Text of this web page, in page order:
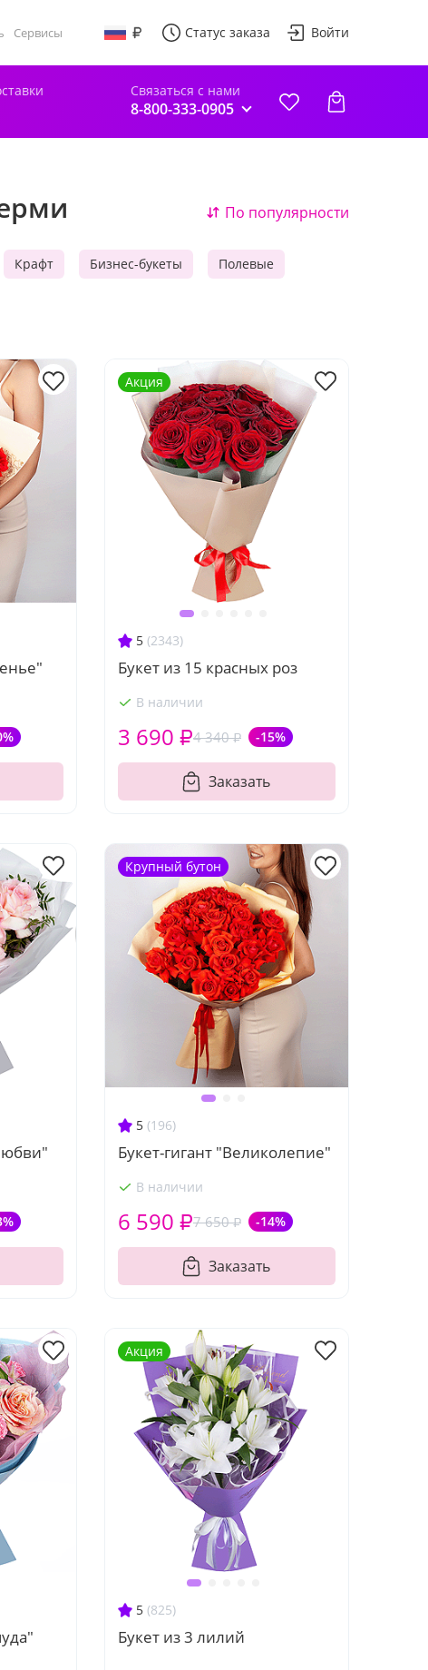
Сервисы Статус заказа Войти
Связаться с нами
8-800-333-0905
По популярности
Крафт Бизнес-букеты Полевые
5 (2343)
Букет из 15 красных роз
В наличии
4 340 ₽ -15%
3 690 ₽
Заказать
Акция
5 (196)
Букет-гигант "Великолепие"
В наличии
7 650 ₽ -14%
6 590 ₽
Заказать
Крупный бутон
5 (825)
Букет из 3 лилий
Акция